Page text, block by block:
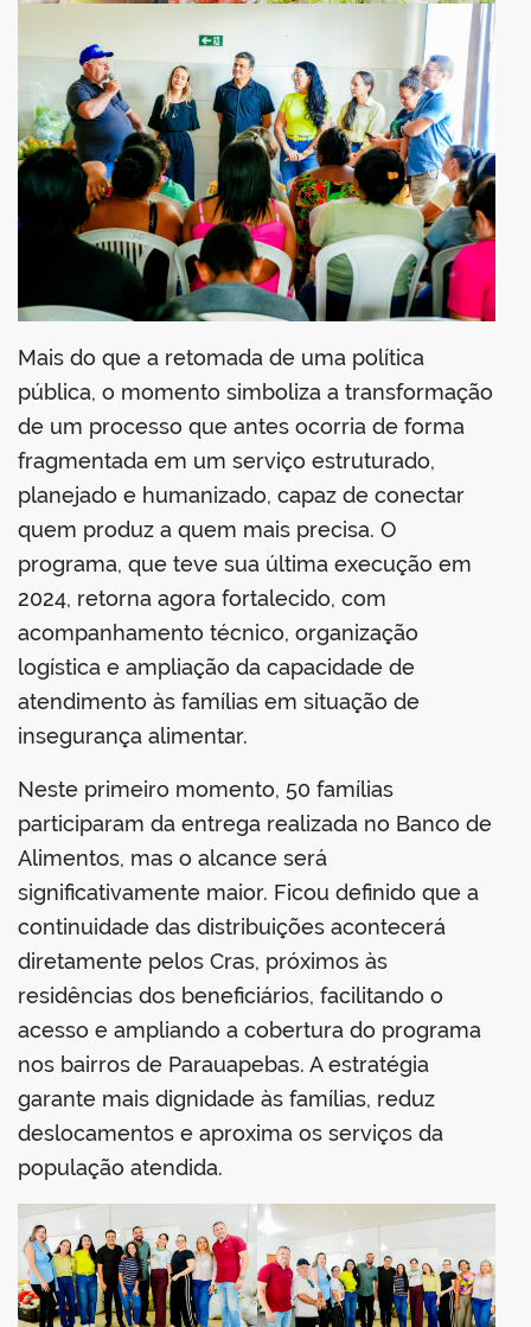
Mais do que a retomada de uma política
pública, o momento simboliza a transformação
de um processo que antes ocorria de forma
fragmentada em um serviço estruturado,
planejado e humanizado, capaz de conectar
quem produz a quem mais precisa. O
programa, que teve sua última execução em
2024, retorna agora fortalecido, com
acompanhamento técnico, organização
logística e ampliação da capacidade de
atendimento às famílias em situação de
insegurança alimentar.
Neste primeiro momento, 50 famílias
participaram da entrega realizada no Banco de
Alimentos, mas o alcance será
significativamente maior. Ficou definido que a
continuidade das distribuições acontecerá
diretamente pelos Cras, próximos às
residências dos beneficiários, facilitando o
acesso e ampliando a cobertura do programa
nos bairros de Parauapebas. A estratégia
garante mais dignidade às famílias, reduz
deslocamentos e aproxima os serviços da
população atendida.